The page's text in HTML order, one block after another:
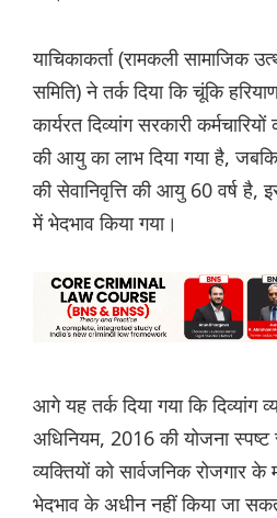
याचिकाकर्ता (रामकली सामाजिक
समिति) ने तर्क दिया कि चूंकि
कार्यरत दिव्यांग सरकारी
की आयु का लाभ दिया गया है, जबकि
की सेवानिवृत्ति की आयु 60 वर्ष है,
में भेदभाव किया गया।
आगे यह तर्क दिया गया कि दिव्यांग
अधिनियम, 2016 की योजना
व्यक्तियों को सार्वजनिक रोजगार
भेदभाव के अधीन नहीं किया जा